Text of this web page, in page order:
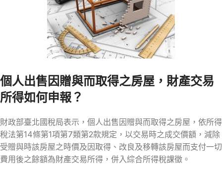
個人出售因贈與而取得之房屋，財產交易
所得如何申報？
財政部臺北國稅局表示，個人出售因贈與而取得之房屋，依所得
稅法第14條第1項第7類第2款規定，以交易時之成交價額，減除
受贈與時該房屋之時價及因取得、改良及移轉該房屋而支付一切
費用後之餘額為財產交易所得，併入綜合所得稅課徵。